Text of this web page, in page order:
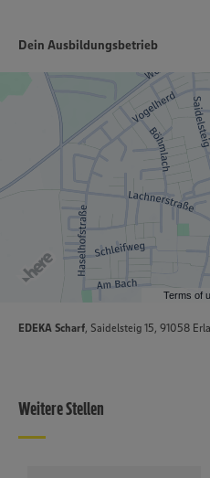
Dein Ausbildungsbetrieb
Terms of
EDEKA Scharf, Saidelsteig 15, 91058
Weitere Stellen